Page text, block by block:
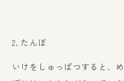
2. たんぼ
いけをしゅっぱつすると、